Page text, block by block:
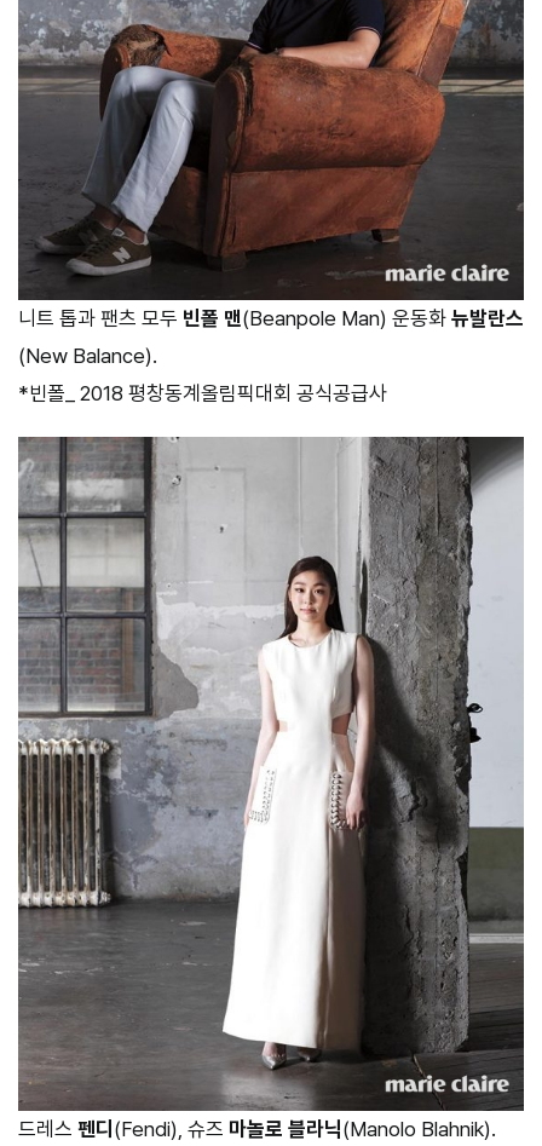
니트 톱과 팬츠 모두 빈폴 맨(Beanpole Man) 운동화 뉴발란스
(New Balance).
*빈폴_ 2018 평창동계올림픽대회 공식공급사
드레스 펜디 (Fendi), 슈즈 마놀로 블라닉(Manolo Blahnik).